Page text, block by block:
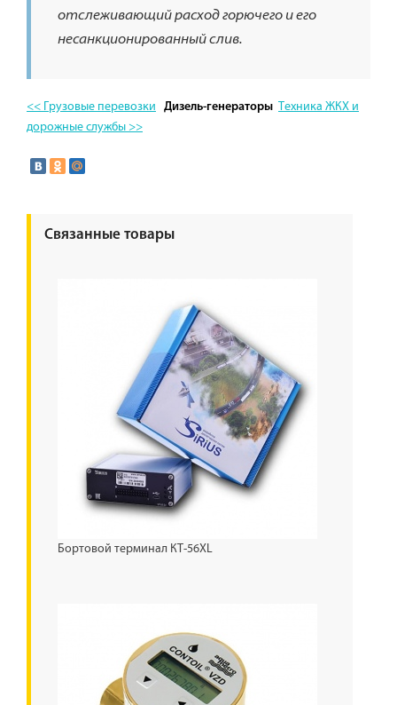
отслеживающий расход горючего и его
несанкционированный слив.
<< Грузовые перевозки Дизель-генераторы Техника ЖКХ и
дорожные службы >>
Связанные товары
Бортовой терминал КТ-56XL